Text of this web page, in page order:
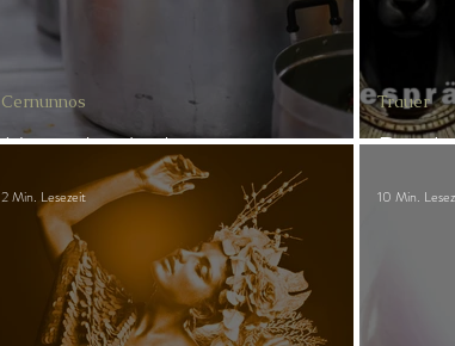
Mangelgedanken
Cernunnos
Das
Trauer
2 Min. Lesezeit 10 Min.